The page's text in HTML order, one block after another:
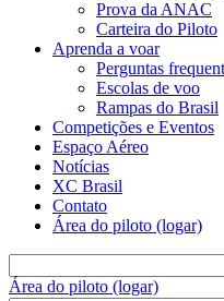
Prova da ANAC
Carteira do Piloto
Aprenda a voar
Perguntas
Escolas de voo
Rampas do Brasil
Competições e Eventos
Espaço Aéreo
Notícias
XC Brasil
Contato
Área do piloto (logar)
Área do piloto (logar)